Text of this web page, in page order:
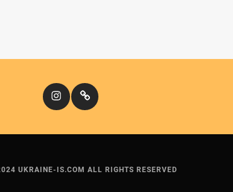
InstagramКіномандри
UKRAINE-IS.COM ALL RIGHTS RESERVED